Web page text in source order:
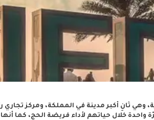
ثانِ أكبر مدينة في المملكة، ومركز تجاري
خلال حياتهم لأداء فريضة الحج، كما أنها